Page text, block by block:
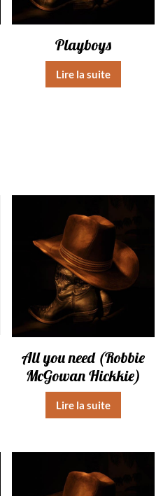
Playboys
Lire la suite
All you need (Robbie
McGowan Hickkie)
Lire la suite